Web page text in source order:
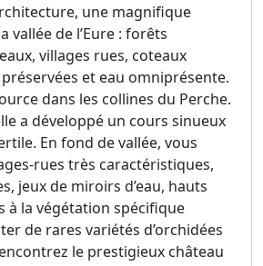
une magnifique
vallée de l’Eure : forêts
villages rues, coteaux
et eau omniprésente.
dans les collines du Perche.
a développé un cours sinueux
En fond de vallée, vous
rues très caractéristiques,
jeux de miroirs d’eau, hauts
à la végétation spécifique
de rares variétés d’orchidées
le prestigieux château